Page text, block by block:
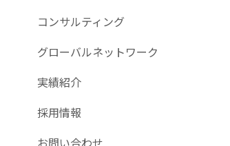
コンサルティング
グローバルネットワーク
実績紹介
採用情報
お問い合わせ